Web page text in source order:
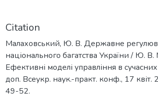
Citation
Малаховський, Ю. В. Державне
національного багатства України / Ю. В.
Ефективні моделі управління в
доп. Всеукр. наук.-практ. конф., 17
49-52.